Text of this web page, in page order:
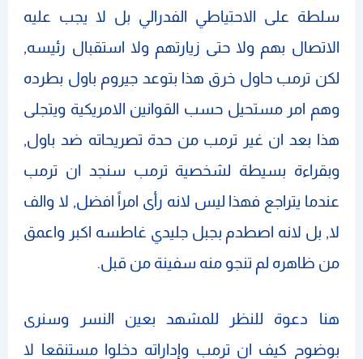
سلطة على الاحتياطي الفدرالي بل لا يجب عليه
الاتصال بهم ولا حتى زيارتهم ولا استقبال رئيسه,
لكن ترمب حاول خرق هذا بتوعد جيروم باول بطرده
وهم امر مستحيل حسب القوانين الامريكية ويتجلى
هذا بعد ان غير ترمب من حدة تصريحاته ضد باول,
وبقراءة بسيطة لشخصية ترمب سنجد ان ترمب
عندما يتراجع فهذا ليس لانه رأى امراً افضل, لا والف
لا, بل لانه اصطدم بجبل جليدي غاطسه اكبر واعمق
من ظاهره لم تنجو منه سفينة من قبل.
هنا دعوة للنظر للمشهد بعين النسر وسنرى
بوضوح كيف ان ترمب وإداراته دخلوا مستنقعا لا